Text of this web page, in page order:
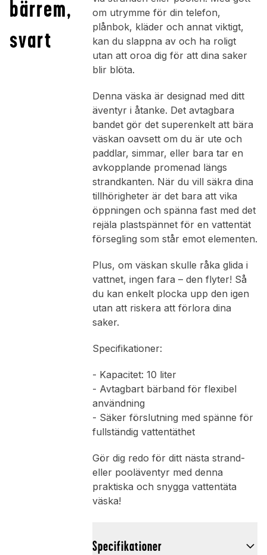
bärrem,
svart
om utrymme för din telefon,
plånbok, kläder och annat viktigt,
kan du slappna av och ha roligt
utan att oroa dig för att dina saker
blir blöta.
Denna väska är designad med ditt
äventyr i åtanke. Det avtagbara
bandet gör det superenkelt att bära
väskan oavsett om du är ute och
paddlar, simmar, eller bara tar en
avkopplande promenad längs
strandkanten. När du vill säkra dina
tillhörigheter är det bara att vika
öppningen och spänna fast med det
rejäla plastspännet för en vattentät
försegling som står emot elementen.
Plus, om väskan skulle råka glida i
vattnet, ingen fara – den flyter! Så
du kan enkelt plocka upp den igen
utan att riskera att förlora dina
saker.
Specifikationer:
- Kapacitet: 10 liter
- Avtagbart bärband för flexibel
användning
- Säker förslutning med spänne för
fullständig vattentäthet
Gör dig redo för ditt nästa strand-
eller pooläventyr med denna
praktiska och snygga vattentäta
väska!
Specifikationer